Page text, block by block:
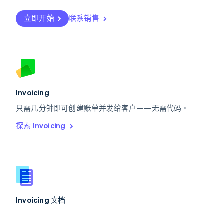
立即开始 联系销售
Invoicing
只需几分钟即可创建账单并发给客户——无需代码。
探索 Invoicing
Invoicing 文档
Deutsch FrançaisItaliano English
塞浦路斯
English
ไทยEnglish
希腊
English
西班牙
新西兰
English
匈牙利
English